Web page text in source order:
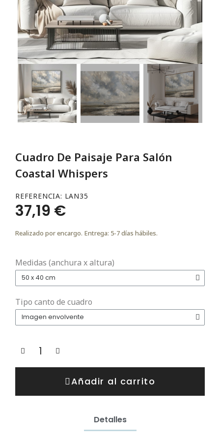
Cuadro De Paisaje Para Salón
Coastal Whispers
REFERENCIA LAN35
37,19 €
Realizado por encargo. Entrega: 5-7 días hábiles.
Medidas (anchura x altura)
Tipo canto de cuadro
Añadir al carrito
Detalles